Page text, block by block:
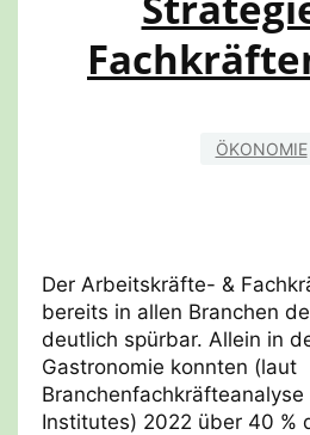
ÖKONOMIE
Der Arbeitskräfte- &
bereits in allen Branchen
deutlich spürbar. Allein in
Gastronomie konnten (laut
Branchenfachkräfteanalyse
Institutes) 2022 über 40 %